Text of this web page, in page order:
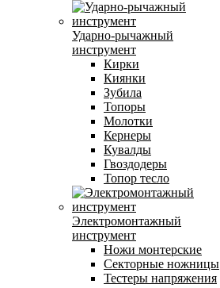
Ударно-рычажный
инструмент
Кирки
Киянки
Зубила
Топоры
Молотки
Кернеры
Кувалды
Гвоздодеры
Топор тесло
Электромонтажный
инструмент
Ножи монтерские
Секторные ножницы
Тестеры напряжения